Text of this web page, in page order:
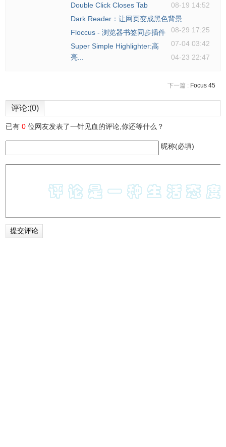
Double Click Closes Tab
08-19 14:52
Dark Reader：让网页变成黑色背景
08-29 17:25
Floccus - 浏览器书签同步插件
07-04 03:42
Super Simple Highlighter:高
亮...
04-23 22:47
下一篇 : Focus 45
评论:(0)
已有0 位网友发表了一针见血的评论,你还等什么？
昵称(必填)